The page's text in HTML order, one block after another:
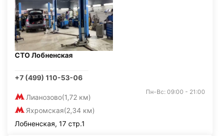
СТО Лобненская
+7 (499) 110-53-06
Лианозово(1,72 км)
Яхромская(2,34 км)
Пн-Вс: 09:00 - 21:00
Лобненская, 17 стр.1